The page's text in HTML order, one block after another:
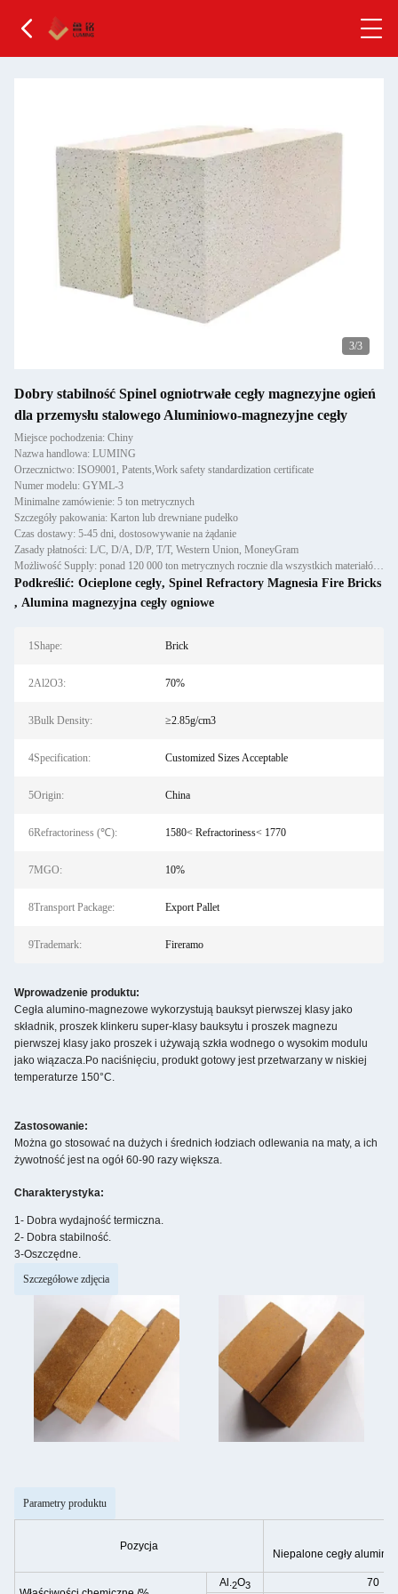
3/3
Dobry stabilność Spinel ogniotrwałe cegły magnezyjne ogień
dla przemysłu stalowego Aluminiowo-magnezyjne cegły
Miejsce pochodzenia: Chiny
Nazwa handlowa: LUMING
Orzecznictwo: ISO9001, Patents,Work safety standardization certificate
Numer modelu: GYML-3
Minimalne zamówienie: 5 ton metrycznych
Szczegóły pakowania: Karton lub drewniane pudełko
Czas dostawy: 5-45 dni, dostosowywanie na żądanie
Zasady płatności: L/C, D/A, D/P, T/T, Western Union, MoneyGram
Możliwość Supply: ponad 120 000 ton metrycznych rocznie dla wszystkich materiałów ogniotrwałych: odlewów, prefabrykató
Podkreślić: Ocieplone cegły, Spinel Refractory Magnesia Fire Bricks
, Alumina magnezyjna cegły ogniowe
1Shape: Brick
2Al2O3: 70%
3Bulk Density: ≥2.85g/cm3
4Specification: Customized Sizes Acceptable
5Origin: China
6Refractoriness (℃): 1580< Refractoriness< 1770
7MGO: 10%
8Transport Package: Export Pallet
9Trademark: Fireramo
Wprowadzenie produktu:
Cegła alumino-magnezowe wykorzystują bauksyt pierwszej klasy jako
składnik, proszek klinkeru super-klasy bauksytu i proszek magnezu
pierwszej klasy jako proszek i używają szkła wodnego o wysokim modulu
jako wiązacza.Po naciśnięciu, produkt gotowy jest przetwarzany w niskiej
temperaturze 150°C.
Zastosowanie:
Można go stosować na dużych i średnich łodziach odlewania na maty, a ich
żywotność jest na ogół 60-90 razy większa.
Charakterystyka:
1- Dobra wydajność termiczna.
2- Dobra stabilność.
3-Oszczędne.
Szczegółowe zdjęcia
Parametry produktu
Pozycja
Niepalone cegły
Al.2O3 70